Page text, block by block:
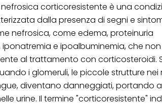
nefrosica corticoresistente è una
dalla presenza di segni e
nefrosica, come edema, proteinuria
iponatremia e ipoalbuminemia, che
al trattamento con corticosteroidi.
i glomeruli, le piccole strutture nei
diventano danneggiati, portando
urine. Il termine "corticoresistente"